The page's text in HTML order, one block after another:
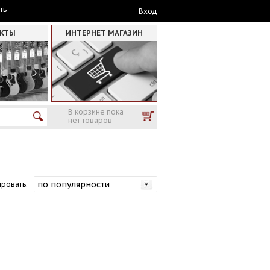
Вход
ИНТЕРНЕТ МАГАЗИН
В корзине пока
нет товаров